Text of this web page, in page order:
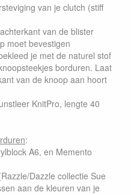
van je clutch (stiff
van de blister
moet bevestigen
je met de naturel stof
borduren. Laat
van de knoop aan hoort
KnitPro, lengte 40
:
A6, en Memento
Dazzle collectie Sue
aan de kleuren van je